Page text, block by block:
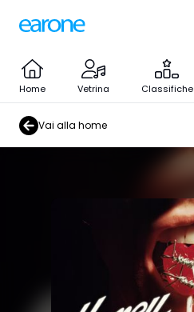
Home Vetrina Classifiche
Vai alla home